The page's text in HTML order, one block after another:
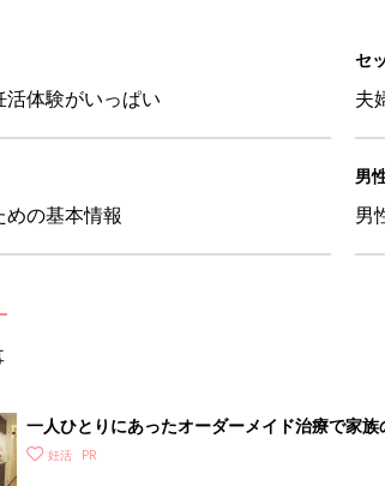
活体験がいっぱい
セ
夫
の基本情報
男
男
一人ひとりにあったオーダーメイド治療で家
ースクリニック】
妊活